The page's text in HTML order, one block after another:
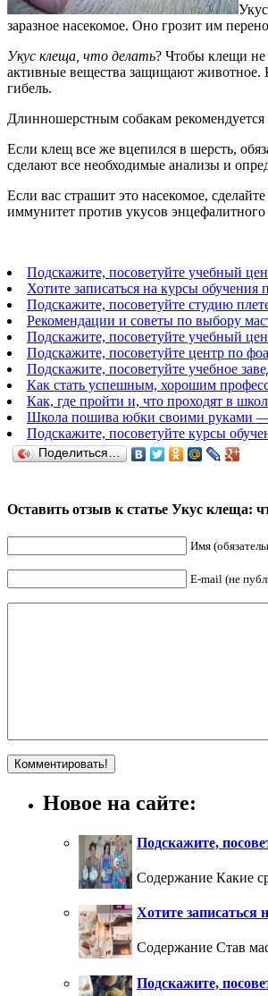
заразное насекомое. Оно грозит им
Укус клеща, что делать? Чтобы клещи не
активные вещества защищают животное.
гибель.
Длинношерстным собакам
Если клещ все же вцепился в шерсть,
сделают все необходимые анализы и
Если вас страшит это насекомое,
иммунитет против укусов
Подскажите, посоветуйте учебный
Хотите записаться на курсы
Подскажите, посоветуйте студию
Рекомендации и советы по выбору
Подскажите, посоветуйте учебный
Подскажите, посоветуйте центр по
Подскажите, посоветуйте учебное
Как стать успешным, хорошим
Как, где пройти и, что проходят в
Школа пошива юбки своими руками —
Подскажите, посоветуйте курсы
Поделиться…
Оставить отзыв к статье Укус клеща:
Имя
E-mail (не
Новое на сайте:
Подскажите,
Содержание Какие
Хотите записаться
Содержание Став
Подскажите,